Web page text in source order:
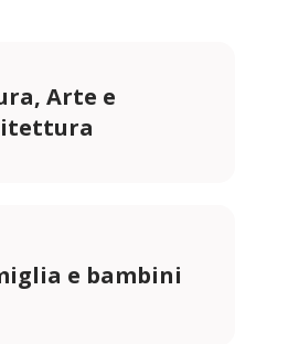
Arte e
e bambini